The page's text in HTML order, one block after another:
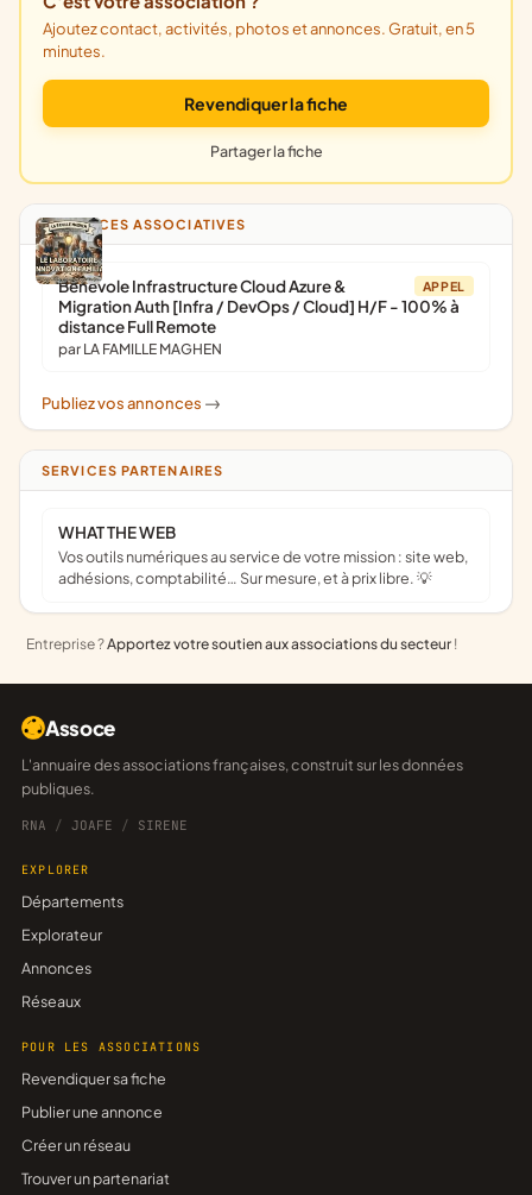
Ajoutez contact, activités, photos et annonces. Gratuit, en 5
minutes.
Revendiquer la fiche
Partager la fiche
ANNONCES ASSOCIATIVES
APPEL
Bénévole Infrastructure Cloud Azure &
Migration Auth [Infra / DevOps / Cloud] H/F - 100% à
distance Full Remote
par LA FAMILLE MAGHEN
Publiez vos annonces ->
SERVICES PARTENAIRES
WHAT THE WEB
Vos outils numériques au service de votre mission : site web,
adhésions, comptabilité… Sur mesure, et à prix libre. 💡
Entreprise ?Apportez votre soutien aux associations du secteur !
Assoce
L'annuaire des associations françaises, construit sur les données
publiques.
RNA / JOAFE / SIRENE
EXPLORER
Départements
Explorateur
Annonces
Réseaux
POUR LES ASSOCIATIONS
Revendiquer sa fiche
Publier une annonce
Créer un réseau
Trouver un partenariat